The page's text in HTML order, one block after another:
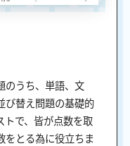
のうち、単語、文
び替え問題の基礎的
トで、皆が点数を取
をとる為に役立ちま